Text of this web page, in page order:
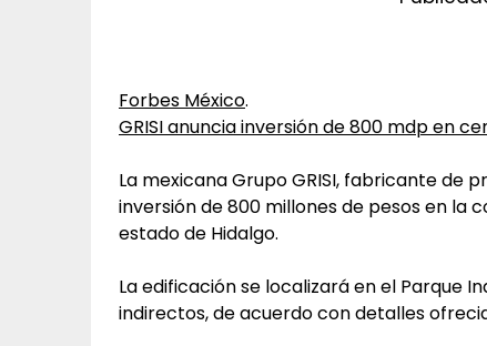
Forbes México.
GRISI anuncia inversión de 800 mdp en
La mexicana Grupo GRISI, fabricante de
inversión de 800 millones de pesos en la
estado de Hidalgo.
La edificación se localizará en el Parque
indirectos, de acuerdo con detalles